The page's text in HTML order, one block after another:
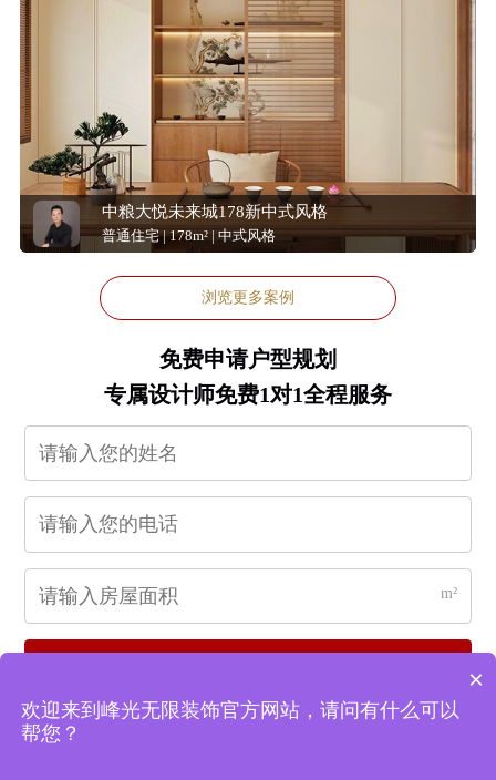
中粮大悦未来城178新中式风格
普通住宅 | 178m² | 中式风格
浏览更多案例
免费申请户型规划
专属设计师免费1对1全程服务
m²
×
欢迎来到峰光无限装饰官方网站，请问有什么可以
帮您？